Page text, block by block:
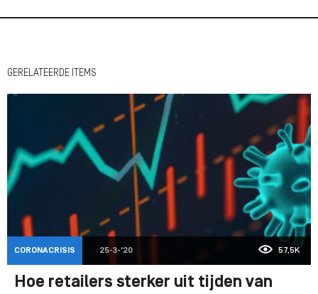
GERELATEERDE ITEMS
CORONACRISIS 25-3-'20 57,5K
Hoe retailers sterker uit tijden van